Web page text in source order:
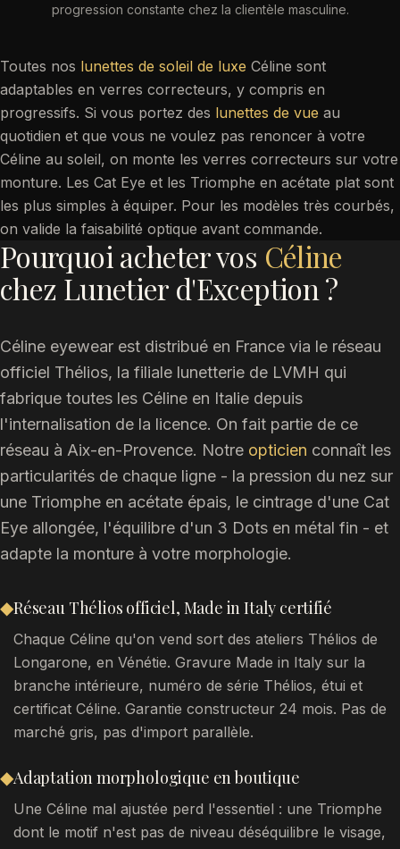
progression constante chez la clientèle masculine.
Toutes nos lunettes de soleil de luxe Céline sont
adaptables en verres correcteurs, y compris en
progressifs. Si vous portez des lunettes de vue au
quotidien et que vous ne voulez pas renoncer à votre
Céline au soleil, on monte les verres correcteurs sur votre
monture. Les Cat Eye et les Triomphe en acétate plat sont
les plus simples à équiper. Pour les modèles très courbés,
on valide la faisabilité optique avant commande.
Pourquoi acheter vos Céline
chez Lunetier d'Exception ?
Céline eyewear est distribué en France via le réseau
officiel Thélios, la filiale lunetterie de LVMH qui
fabrique toutes les Céline en Italie depuis
l'internalisation de la licence. On fait partie de ce
réseau à Aix-en-Provence. Notre opticien connaît les
particularités de chaque ligne - la pression du nez sur
une Triomphe en acétate épais, le cintrage d'une Cat
Eye allongée, l'équilibre d'un 3 Dots en métal fin - et
adapte la monture à votre morphologie.
◆Réseau Thélios officiel, Made in Italy certifié
Chaque Céline qu'on vend sort des ateliers Thélios de
Longarone, en Vénétie. Gravure Made in Italy sur la
branche intérieure, numéro de série Thélios, étui et
certificat Céline. Garantie constructeur 24 mois. Pas de
marché gris, pas d'import parallèle.
◆Adaptation morphologique en boutique
Une Céline mal ajustée perd l'essentiel : une Triomphe
dont le motif n'est pas de niveau déséquilibre le visage,